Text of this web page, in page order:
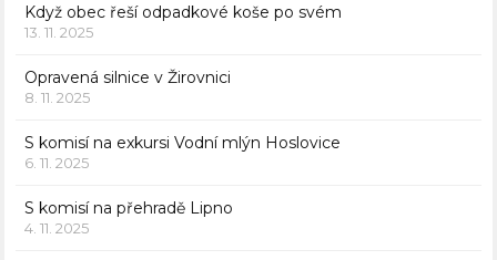
Když obec řeší odpadkové koše po svém
13. 11. 2025
Opravená silnice v Žirovnici
8. 11. 2025
S komisí na exkursi Vodní mlýn Hoslovice
6. 11. 2025
S komisí na přehradě Lipno
4. 11. 2025